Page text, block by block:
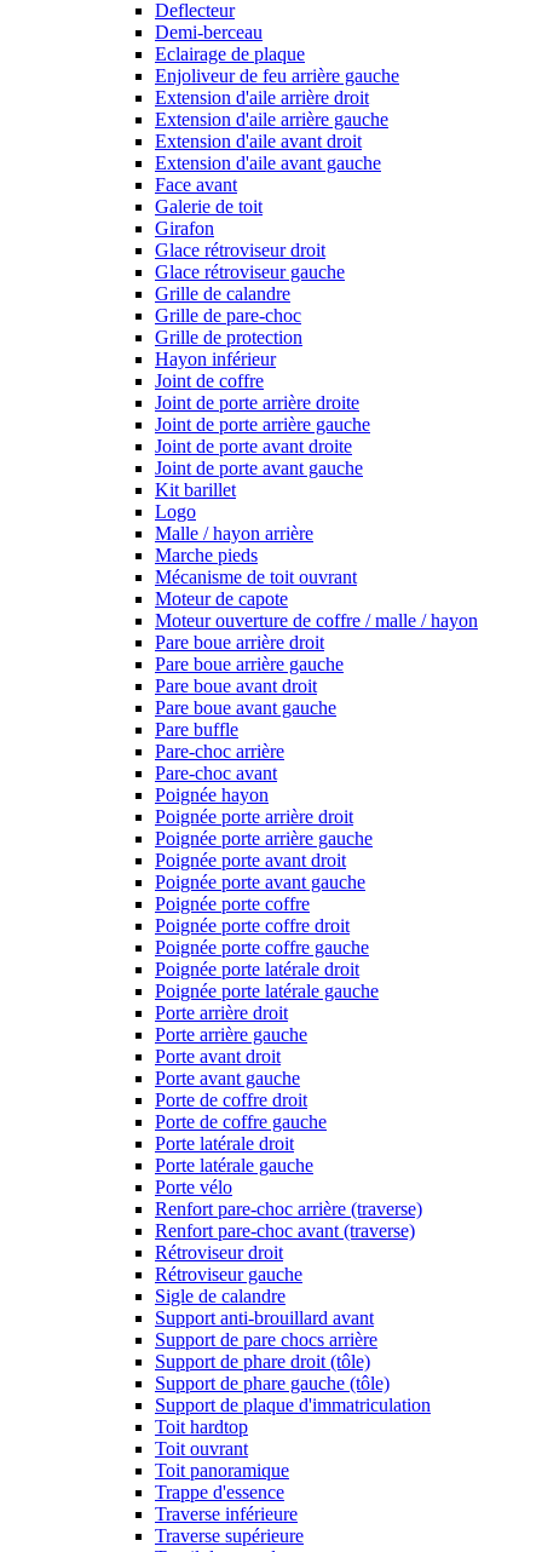
Deflecteur
Demi-berceau
Eclairage de plaque
Enjoliveur de feu arrière gauche
Extension d'aile arrière droit
Extension d'aile arrière gauche
Extension d'aile avant droit
Extension d'aile avant gauche
Face avant
Galerie de toit
Girafon
Glace rétroviseur droit
Glace rétroviseur gauche
Grille de calandre
Grille de pare-choc
Grille de protection
Hayon inférieur
Joint de coffre
Joint de porte arrière droite
Joint de porte arrière gauche
Joint de porte avant droite
Joint de porte avant gauche
Kit barillet
Logo
Malle / hayon arrière
Marche pieds
Mécanisme de toit ouvrant
Moteur de capote
Moteur ouverture de coffre / malle / hayon
Pare boue arrière droit
Pare boue arrière gauche
Pare boue avant droit
Pare boue avant gauche
Pare buffle
Pare-choc arrière
Pare-choc avant
Poignée hayon
Poignée porte arrière droit
Poignée porte arrière gauche
Poignée porte avant droit
Poignée porte avant gauche
Poignée porte coffre
Poignée porte coffre droit
Poignée porte coffre gauche
Poignée porte latérale droit
Poignée porte latérale gauche
Porte arrière droit
Porte arrière gauche
Porte avant droit
Porte avant gauche
Porte de coffre droit
Porte de coffre gauche
Porte latérale droit
Porte latérale gauche
Porte vélo
Renfort pare-choc arrière (traverse)
Renfort pare-choc avant (traverse)
Rétroviseur droit
Rétroviseur gauche
Sigle de calandre
Support anti-brouillard avant
Support de pare chocs arrière
Support de phare droit (tôle)
Support de phare gauche (tôle)
Support de plaque d'immatriculation
Toit hardtop
Toit ouvrant
Toit panoramique
Trappe d'essence
Traverse inférieure
Traverse supérieure